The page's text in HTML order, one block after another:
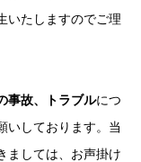
いたしますのでご理
事故、トラブルにつ
いしております。当
ましては、お声掛け